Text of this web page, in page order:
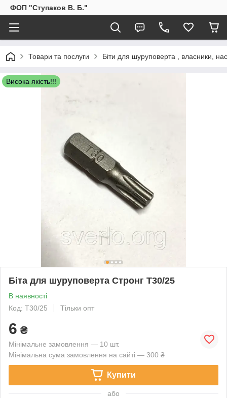
ФОП "Ступаков В. Б."
Товари та послуги Біти для шуруповерта , власники,
Висока якість!!!
Біта для шуруповерта Стронг T30/25
В наявності
Код: Т30/25
Тільки опт
6 ₴
Мінімальне замовлення — 10 шт.
Мінімальна сума замовлення на сайті — 300 ₴
Купити
або